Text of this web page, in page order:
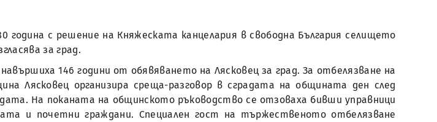
година с решение на Княжеската канцелария в свободна България селището
за град.
навършиха 146 години от обявяването на Лясковец за град. За отбелязване на
Лясковец организира среща-разговор в сградата на общината ден след
На поканата на общинското ръководство се отзоваха бивши управници
и почетни граждани. Специален гост на тържественото отбелязване